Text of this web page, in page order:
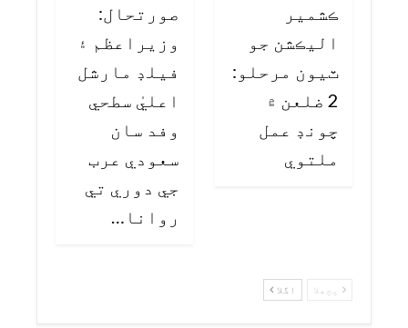
ڪشمير
اليڪشن جو
ٽيون مرحلو:
2 ضلعن ۾
چونڊ عمل
ملتوي
صورتحال:
وزيراعظم ۽
فيلڊ مارشل
اعليٰ سطحي
وفد سان
سعودي عرب
جي دوري تي
روانا…
پچھلا اگلا